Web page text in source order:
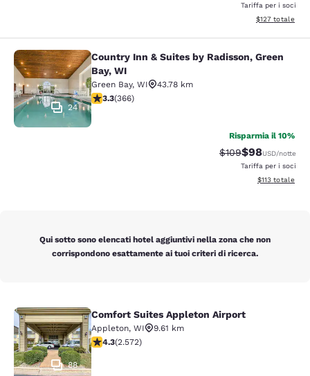
Tariffa per i soci
Visualizza i
$127 totale
Country Inn & Suites by Radisson,
24
Country Inn & Suites by Radisson, Green
Bay, WI
Green Bay, WI
43.78 km
Valutazione di 3.28 stelle. Buono. 366 recensioni
3.3(366)
Risparmia il 10%
Tariffa di
$109Tariffa
$98USD/notte
Tariffa per i soci
Visualizza i
$113 totale
Qui sotto sono elencati hotel aggiuntivi nella zona che non
corrispondono esattamente ai tuoi criteri di ricerca.
Comfort Suites Appleton Airport
88
Comfort Suites Appleton Airport
Appleton, WI
9.61 km
Valutazione di 4.25 stelle. Ottimo. 2572 recensioni
4.3(2.572)